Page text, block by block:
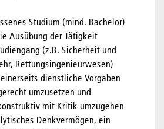
Studium (mind. Bachelor)
Ausübung der Tätigkeit
(z.B. Sicherheit und
Rettungsingenieurwesen)
dienstliche Vorgaben
umzusetzen und
mit Kritik umzugehen
Denkvermögen, ein